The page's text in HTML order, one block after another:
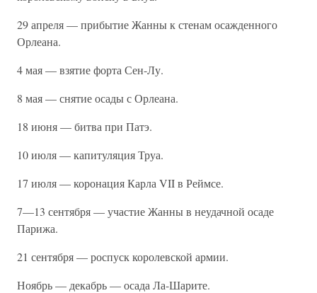
29 апреля — прибытие Жанны к стенам осажденного
Орлеана.
4 мая — взятие форта Сен-Лу.
8 мая — снятие осады с Орлеана.
18 июня — битва при Патэ.
10 июля — капитуляция Труа.
17 июля — коронация Карла VII в Реймсе.
7—13 сентября — участие Жанны в неудачной осаде
Парижа.
21 сентября — роспуск королевской армии.
Ноябрь — декабрь — осада Ла-Шарите.